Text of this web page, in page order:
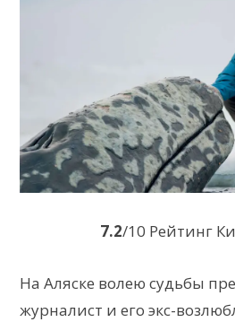
7.2/10 Рейтинг
На Аляске волею судьбы
журналист и его экс-